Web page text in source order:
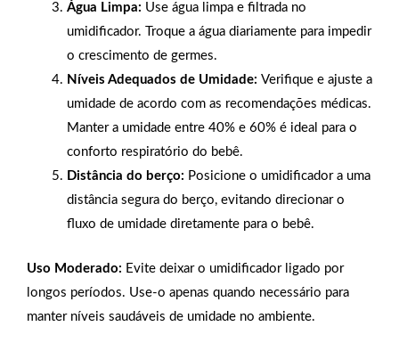
Água Limpa: Use água limpa e filtrada no
umidificador. Troque a água diariamente para impedir
o crescimento de germes.
Níveis Adequados de Umidade: Verifique e ajuste a
umidade de acordo com as recomendações médicas.
Manter a umidade entre 40% e 60% é ideal para o
conforto respiratório do bebê.
Distância do berço: Posicione o umidificador a uma
distância segura do berço, evitando direcionar o
fluxo de umidade diretamente para o bebê.
Uso Moderado: Evite deixar o umidificador ligado por
longos períodos. Use-o apenas quando necessário para
manter níveis saudáveis de umidade no ambiente.